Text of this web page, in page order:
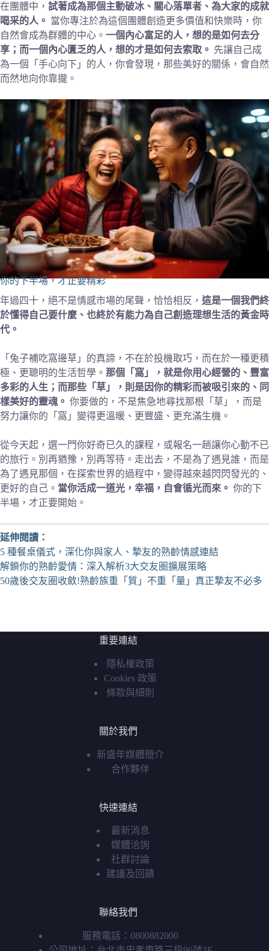
在團體中， 試著成為那個主動破冰、關心落單者、為大家的成就
喝采的人。 當你專注於為這個團體創造更多價值和快樂時，你
自然會成為群體的中心。 一個內心富足的人，想的是如何去分
享；而一個內心匱乏的人，想的才是如何去索取。 先讓自己成
為一個「手心向下」的人，你會發現，那些美好的關係，會自然
而然地向你靠攏。
你的下半場，才正要精彩
年過四十，絕不是情感市場的尾聲，恰恰相反， 這是一個我們終
於懂得自己要什麼、也終於有能力為自己創造理想生活的黃金時
代。
「兔子補吃窩邊草」的真諦，不在於投機取巧，而在於一種更積
極、更聰明的生活哲學。 那個「窩」，就是你用心經營的、豐富
多彩的人生；而那些「草」，則是因你的精彩而被吸引來的、同
樣美好的靈魂。 你要做的，不是焦急地尋找那根「草」，而是
努力讓你的「窩」變得更溫暖、更豐盛、更充滿生機。
從今天起，選一門你好奇已久的課程，或報名一趟讓你心動不已
的旅行。別再猶豫，別再等待。走出去，不是為了遇見誰，而是
為了遇見那個，在探索世界的過程中，變得越來越閃閃發光的、
更好的自己。 當你活成一道光，幸福，自會循光而來。 你的下
半場，才正要開始。
延伸閱讀：
5 種餐桌儀式，深化你與家人、摯友的熟齡情感連結
解鎖你的熟齡愛情：深入解析3大交友圈擴展策略
50歲後交友圈收斂!熟齡族重「質」不重「量」真正摯友不必多
重要連結
隱私權政策
Cookies 政策
條款與細則
關於我們
新盛年媒體簡介
合作夥伴
快速連結
最新消息
媒體洽詢
社群討論
建議及回饋
聯絡我們
服務電話：0800882000